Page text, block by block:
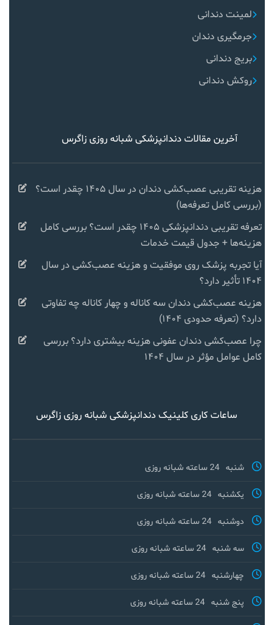
لمینت دندانی
جرمگیری دندان
بریج دندانی
روکش دندانی
آخرین مقالات دندانپزشکی شبانه روزی زاگرس
هزینه تقریبی عصب‌کشی دندان در سال ۱۴۰۵ چقدر است؟
(بررسی کامل تعرفه‌ها)
تعرفه تقریبی دندانپزشکی ۱۴۰۵ چقدر است؟ بررسی کامل
هزینه‌ها + جدول قیمت خدمات
آیا تجربه پزشک روی موفقیت و هزینه عصب‌کشی در سال
۱۴۰۴ تأثیر دارد؟
هزینه عصب‌کشی دندان سه کاناله و چهار کاناله چه تفاوتی
دارد؟ (تعرفه حدودی ۱۴۰۴)
چرا عصب‌کشی دندان عفونی هزینه بیشتری دارد؟ بررسی
کامل عوامل مؤثر در سال ۱۴۰۴
ساعات کاری کلینیک دندانپزشکی شبانه روزی زاگرس
شنبه 24 ساعته شبانه روزی
یکشنبه 24 ساعته شبانه روزی
دوشنبه 24 ساعته شبانه روزی
سه شنبه 24 ساعته شبانه روزی
چهارشنبه 24 ساعته شبانه روزی
پنج شنبه 24 ساعته شبانه روزی